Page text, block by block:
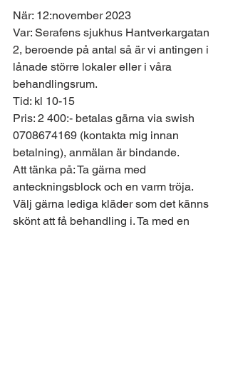
När: 12:november 2023
Var: Serafens sjukhus Hantverkargatan
2, beroende på antal så är vi antingen i
lånade större lokaler eller i våra
behandlingsrum.
Tid: kl 10-15
Pris: 2 400:- betalas gärna via swish
0708674169 (kontakta mig innan
betalning), anmälan är bindande.
Att tänka på: Ta gärna med
anteckningsblock och en varm tröja.
Välj gärna lediga kläder som det känns
skönt att få behandling i. Ta med en